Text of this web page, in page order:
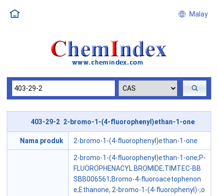
Malay
403-29-2 2-bromo-1-(4-fluorophenyl)ethan-1-one
Nama produk 2-bromo-1-(4-fluorophenyl)ethan-1-one
2-bromo-1-(4-fluorophenyl)ethan-1-one;P-
FLUOROPHENACYL BROMIDE;TIMTEC-BB
SBB006561;Bromo-4-fluoroacetophenon
e;Ethanone, 2-bromo-1-(4-fluorophenyl)-;o